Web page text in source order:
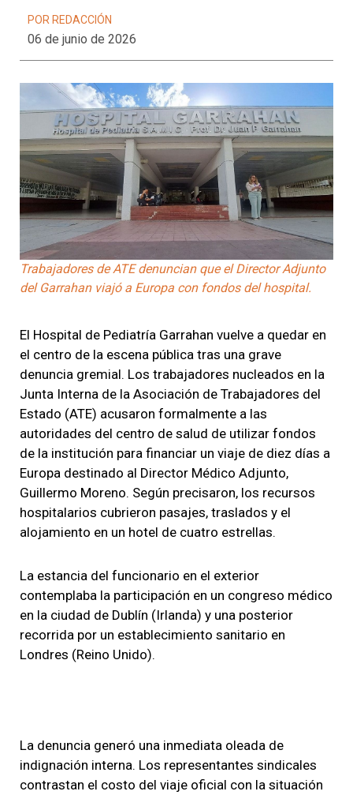
POR REDACCIÓN
06 de junio de 2026
Trabajadores de ATE denuncian que el Director Adjunto
del Garrahan viajó a Europa con fondos del hospital.
El Hospital de Pediatría Garrahan vuelve a quedar en
el centro de la escena pública tras una grave
denuncia gremial. Los trabajadores nucleados en la
Junta Interna de la Asociación de Trabajadores del
Estado (ATE) acusaron formalmente a las
autoridades del centro de salud de utilizar fondos
de la institución para financiar un viaje de diez días a
Europa destinado al Director Médico Adjunto,
Guillermo Moreno. Según precisaron, los recursos
hospitalarios cubrieron pasajes, traslados y el
alojamiento en un hotel de cuatro estrellas.
La estancia del funcionario en el exterior
contemplaba la participación en un congreso médico
en la ciudad de Dublín (Irlanda) y una posterior
recorrida por un establecimiento sanitario en
Londres (Reino Unido).
La denuncia generó una inmediata oleada de
indignación interna. Los representantes sindicales
contrastan el costo del viaje oficial con la situación